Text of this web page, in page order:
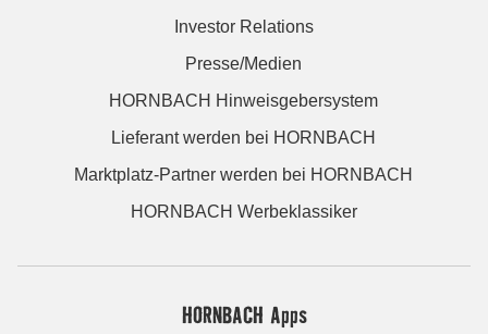
Investor Relations
Presse/Medien
HORNBACH Hinweisgebersystem
Lieferant werden bei HORNBACH
Marktplatz-Partner werden bei HORNBACH
HORNBACH Werbeklassiker
HORNBACH Apps